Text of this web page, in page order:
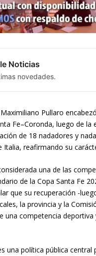
Noticias
novedades.
Pullaro
Fe–Coronda, luego de la
de 18 nadadores y
Italia, reafirmando su
una de las
de la Copa Santa Fe
que su recuperación -
la provincia y la
una competencia
una política pública central